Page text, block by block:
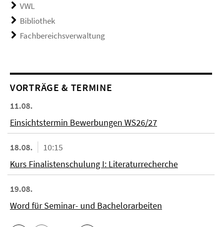
VWL
Bibliothek
Fachbereichsverwaltung
VORTRÄGE & TERMINE
11.08.
Einsichtstermin Bewerbungen WS26/27
18.08.
10:15
Kurs Finalistenschulung I: Literaturrecherche
19.08.
Word für Seminar- und Bachelorarbeiten